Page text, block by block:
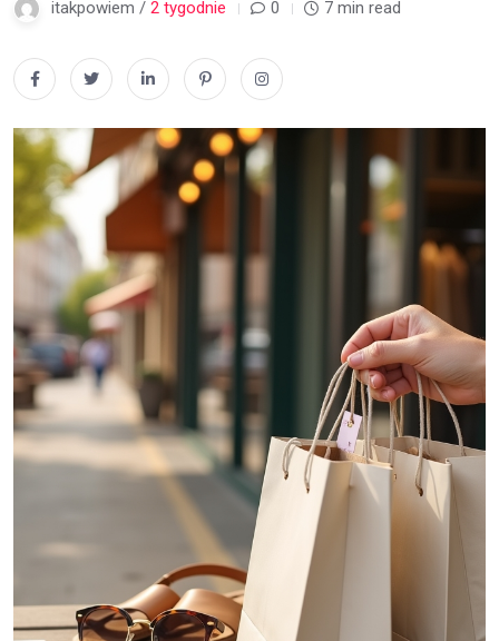
itakpowiem / 2 tygodnie 0 7 min read